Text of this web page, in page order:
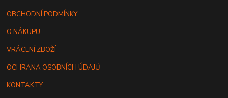
OBCHODNÍ PODMÍNKY
O NÁKUPU
VRÁCENÍ ZBOŽÍ
OCHRANA OSOBNÍCH ÚDAJŮ
KONTAKTY